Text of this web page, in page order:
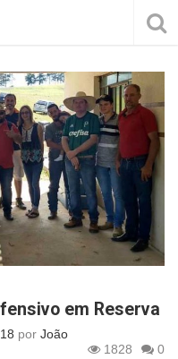
em Reserva
por João
1828
0